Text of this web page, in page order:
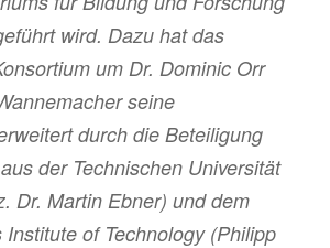
wird. Dazu hat das
um Dr. Dominic Orr
seine
durch die Beteiligung
der Technischen Universität
Dr. Martin Ebner) und dem
of Technology (Philipp